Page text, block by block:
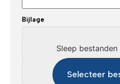
Bijlage
Sleep
Selecteer